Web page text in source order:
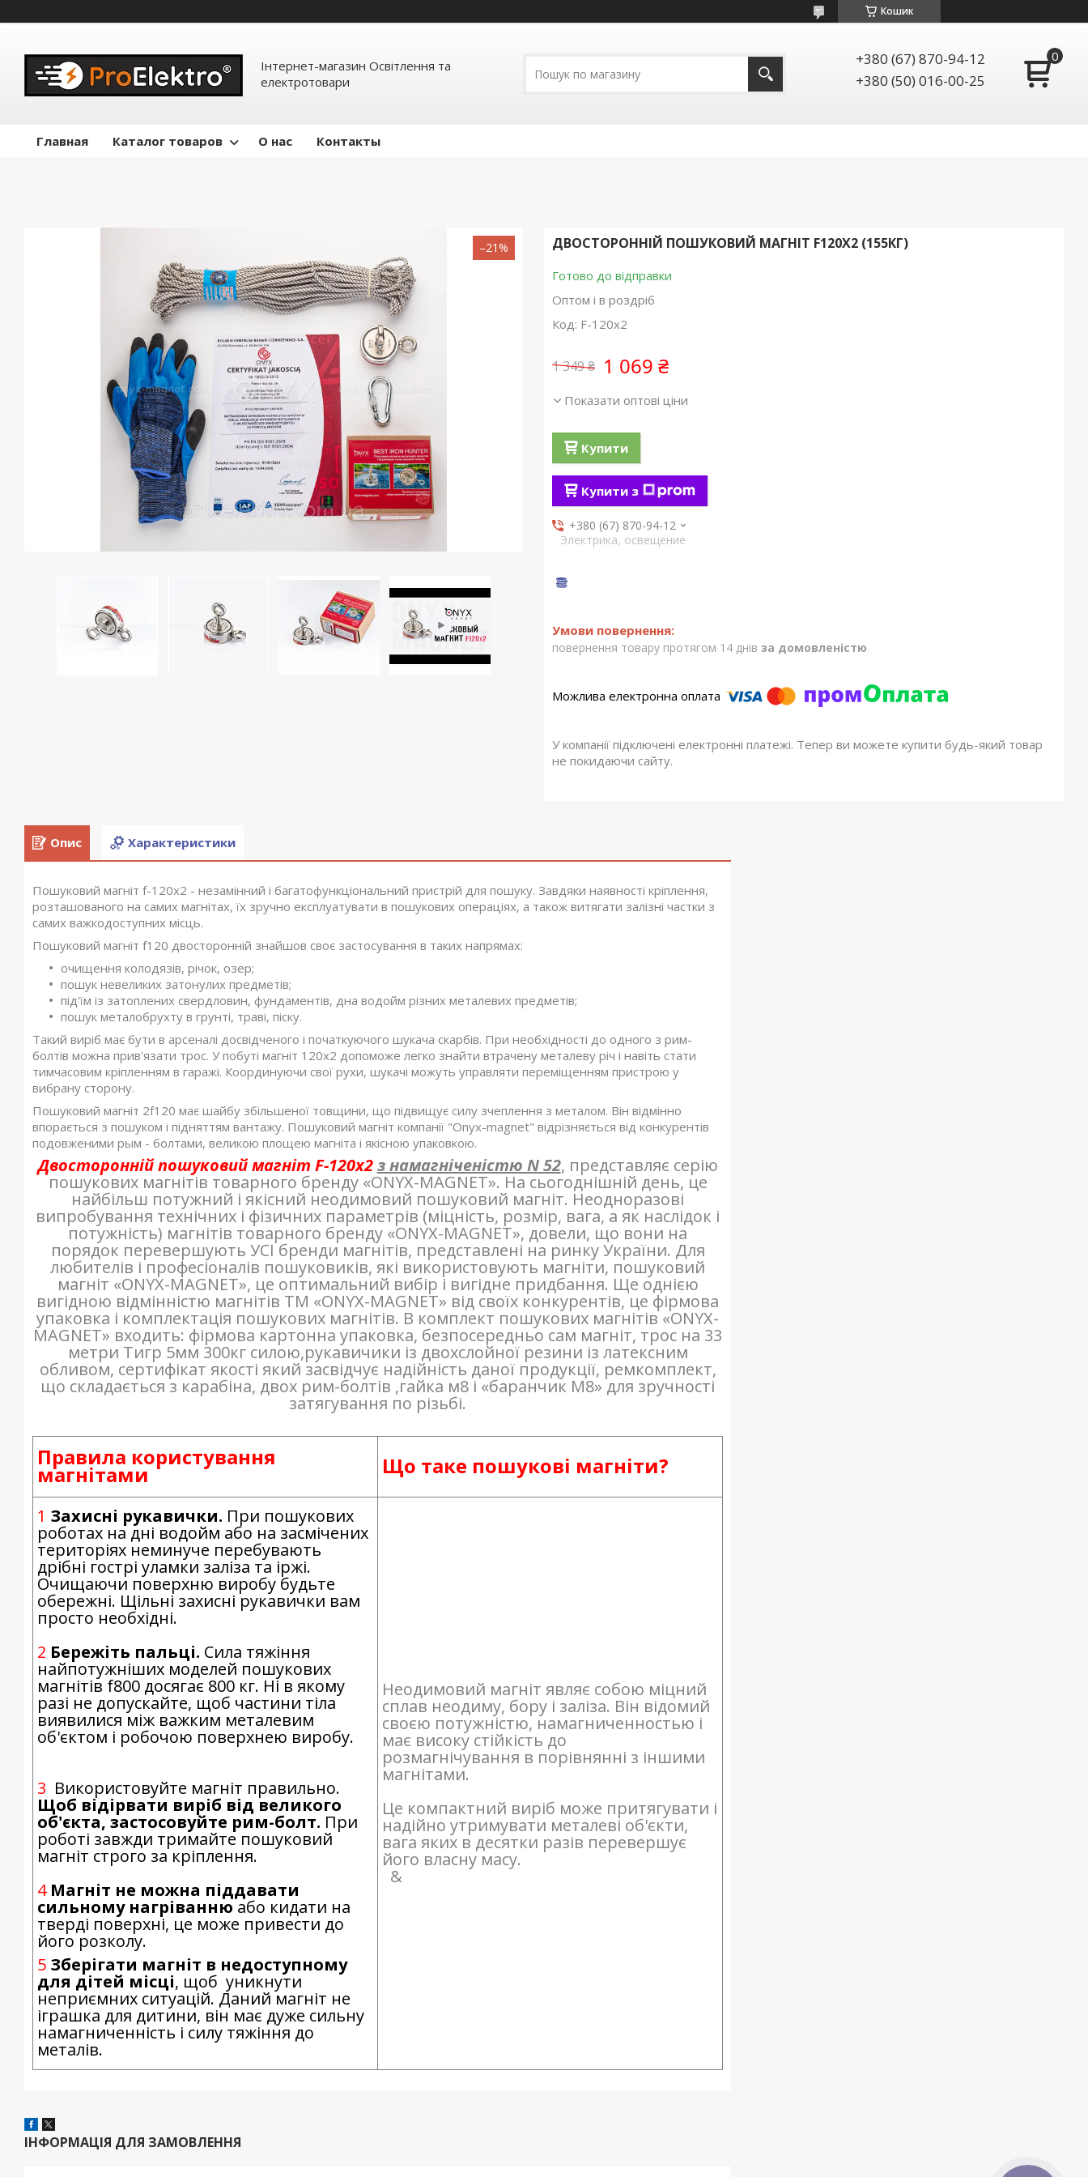
Кошик
Інтернет-магазин Освітлення та
електротовари
+380 (67) 870-94-12
+380 (50) 016-00-25
Главная Каталог товаров О нас Контакты
–21% ДВОСТОРОННІЙ ПОШУКОВИЙ МАГНІТ F120X2 (155КГ)
Готово до відправки
Оптом і в роздріб
Код: F-120x2
1 349 ₴ 1 069 ₴
Показати оптові ціни
Купити
Купити з
+380 (67) 870-94-12
Электрика, освещение
повернення товару протягом 14 днів за домовленістю
У компанії підключені електронні платежі. Тепер ви можете купити будь-який товар
не покидаючи сайту.
Опис Характеристики
Пошуковий магніт f-120х2 - незамінний і багатофункціональний пристрій для пошуку. Завдяки наявності кріплення,
розташованого на самих магнітах, їх зручно експлуатувати в пошукових операціях, а також витягати залізні частки з
самих важкодоступних місць.
Пошуковий магніт f120 двосторонній знайшов своє застосування в таких напрямах:
очищення колодязів, річок, озер;
пошук невеликих затонулих предметів;
під'їм із затоплених свердловин, фундаментів, дна водойм різних металевих предметів;
пошук металобрухту в грунті, траві, піску.
Такий виріб має бути в арсеналі досвідченого і початкуючого шукача скарбів. При необхідності до одного з рим-
болтів можна прив'язати трос. У побуті магніт 120х2 допоможе легко знайти втрачену металеву річ і навіть стати
тимчасовим кріпленням в гаражі. Координуючи свої рухи, шукачі можуть управляти переміщенням пристрою у
вибрану сторону.
Пошуковий магніт 2f120 має шайбу збільшеної товщини, що підвищує силу зчеплення з металом. Він відмінно
впорається з пошуком і підняттям вантажу. Пошуковий магніт компанії "Onyx-magnet" відрізняється від конкурентів
подовженими рым - болтами, великою площею магніта і якісною упаковкою.
Двосторонній пошуковий магніт F-120x2 з намагніченістю N 52, представляє серію
пошукових магнітів товарного бренду «ONYX-MAGNET». На сьогоднішній день, це
найбільш потужний і якісний неодимовий пошуковий магніт. Неодноразові
випробування технічних і фізичних параметрів (міцність, розмір, вага, а як наслідок і
потужність) магнітів товарного бренду «ONYX-MAGNET», довели, що вони на
порядок перевершують УСІ бренди магнітів, представлені на ринку України. Для
любителів і професіоналів пошуковиків, які використовують магніти, пошуковий
магніт «ONYX-MAGNET», це оптимальний вибір і вигідне придбання. Ще однією
вигідною відмінністю магнітів ТМ «ONYX-MAGNET» від своїх конкурентів, це фірмова
упаковка і комплектація пошукових магнітів. В комплект пошукових магнітів «ONYX-
MAGNET» входить: фірмова картонна упаковка, безпосередньо сам магніт, трос на 33
метри Тигр 5мм 300кг силою,рукавичики із двохслойної резини із латексним
обливом, сертифікат якості який засвідчує надійність даної продукції, ремкомплект,
що складається з карабіна, двох рим-болтів ,гайка м8 і «баранчик М8» для зручності
затягування по різьбі.
Правила користування
магнітами Що таке пошукові магніти?
1 Захисні рукавички. При пошукових
роботах на дні водойм або на засмічених
територіях неминуче перебувають
дрібні гострі уламки заліза та іржі.
Очищаючи поверхню виробу будьте
обережні. Щільні захисні рукавички вам
просто необхідні.
2 Бережіть пальці. Сила тяжіння
найпотужніших моделей пошукових
магнітів f800 досягає 800 кг. Ні в якому
разі не допускайте, щоб частини тіла
виявилися між важким металевим
об'єктом і робочою поверхнею виробу.
3 Використовуйте магніт правильно.
Щоб відірвати виріб від великого
об'єкта, застосовуйте рим-болт. При
роботі завжди тримайте пошуковий
магніт строго за кріплення.
4 Магніт не можна піддавати
сильному нагріванню або кидати на
тверді поверхні, це може привести до
його розколу.
5 Зберігати магніт в недоступному
для дітей місці, щоб уникнути
неприємних ситуацій. Даний магніт не
іграшка для дитини, він має дуже сильну
намагниченність і силу тяжіння до
металів.
Неодимовий магніт являє собою міцний
сплав неодиму, бору і заліза. Він відомий
своєю потужністю, намагниченностью і
має високу стійкість до
розмагнічування в порівнянні з іншими
магнітами.
Це компактний виріб може притягувати і
надійно утримувати металеві об'єкти,
вага яких в десятки разів перевершує
його власну масу.
&
ІНФОРМАЦІЯ ДЛЯ ЗАМОВЛЕННЯ